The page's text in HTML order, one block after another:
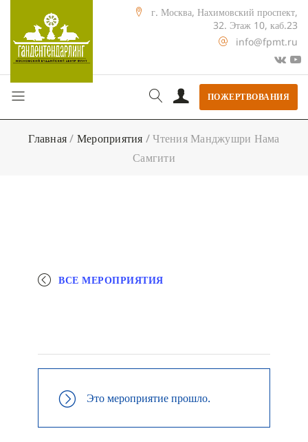
г. Москва, Нахимовский проспект,
32. Этаж 10, каб.23
info@fpmt.ru
ПОЖЕРТВОВАНИЯ
Главная/ Мероприятия /Чтения Манджушри Нама
Самгити
ВСЕ МЕРОПРИЯТИЯ
Это мероприятие прошло.